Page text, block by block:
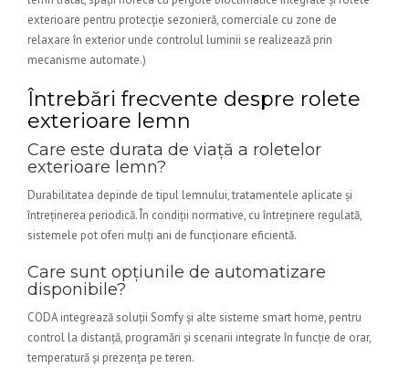
exterioare pentru protecție sezonieră, comerciale cu zone de
relaxare în exterior unde controlul luminii se realizează prin
mecanisme automate.)
Întrebări frecvente despre rolete
exterioare lemn
Care este durata de viață a roletelor
exterioare lemn?
Durabilitatea depinde de tipul lemnului, tratamentele aplicate și
întreținerea periodică. În condiții normative, cu întreținere regulată,
sistemele pot oferi mulți ani de funcționare eficientă.
Care sunt opțiunile de automatizare
disponibile?
CODA integrează soluții Somfy și alte sisteme smart home, pentru
control la distanță, programări și scenarii integrate în funcție de orar,
temperatură și prezența pe teren.